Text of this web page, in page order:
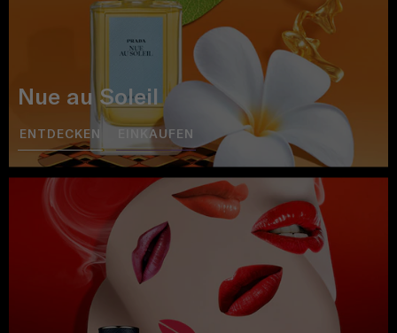
Nue au Soleil
ENTDECKEN EINKAUFEN